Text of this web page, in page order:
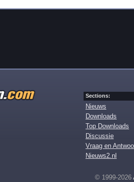
Sections:
Nieuws
Downloads
Top Downloads
Discussie
Vraag en
Nieuws2.nl
© 1999-2026